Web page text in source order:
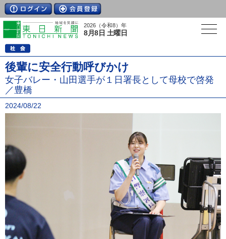
2026（令和8）年
8月8日 土曜日
後輩に安全行動呼びかけ
女子バレー・山田選手が１日署長として母校で啓発
／豊橋
2024/08/22